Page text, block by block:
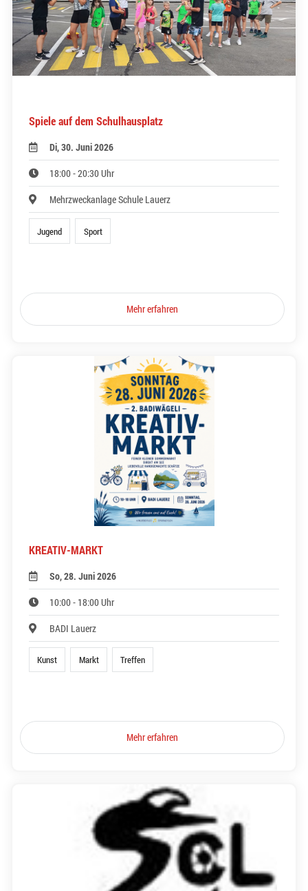
Spiele auf dem Schulhausplatz
Di, 30. Juni 2026
18:00 - 20:30 Uhr
Mehrzweckanlage Schule Lauerz
Jugend Sport
Mehr erfahren
KREATIV-MARKT
So, 28. Juni 2026
10:00 - 18:00 Uhr
BADI Lauerz
Kunst Markt Treffen
Mehr erfahren